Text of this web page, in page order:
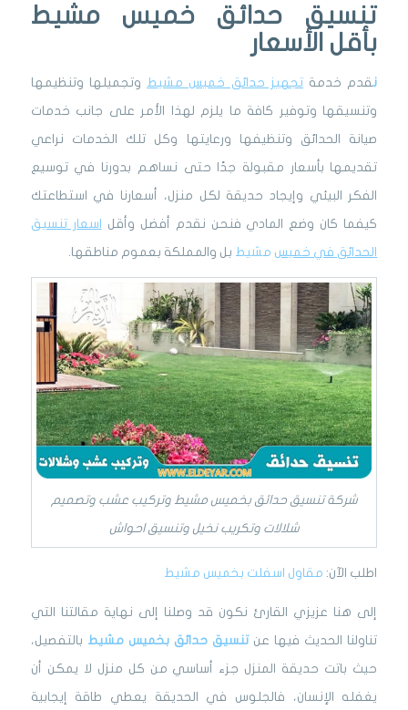
تنسيق حدائق خميس مشيط
بأقل الأسعار
نقدم خدمةتجهيز حدائق خميس مشيط وتجميلها وتنظيمها
وتنسيقها وتوفير كافة ما يلزم لهذا الأمر على جانب خدمات
صيانة الحدائق وتنظيفها ورعايتها وكل تلك الخدمات نراعي
تقديمها بأسعار مقبولة جدًا حتى نساهم بدورنا في توسيع
الفكر البيئي وإيجاد حديقة لكل منزل، أسعارنا في استطاعتك
كيفما كان وضع المادي فنحن نقدم أفضل وأقل اسعار تنسيق
الحدائق في خميس مشيط بل والمملكة بعموم مناطقها.
شركة تنسيق حدائق بخميس مشيط وتركيب عشب وتصميم
شلالات وتكريب نخيل وتنسيق احواش
اطلب الآن: مقاول اسفلت بخميس مشيط
إلى هنا عزيزي القارئ نكون قد وصلنا إلى نهاية مقالتنا التي
تناولنا الحديث فيها عن تنسيق حدائق بخميس مشيط بالتفصيل،
حيث باتت حديقة المنزل جزء أساسي من كل منزل لا يمكن أن
يغفله الإنسان، فالجلوس في الحديقة يعطي طاقة إيجابية